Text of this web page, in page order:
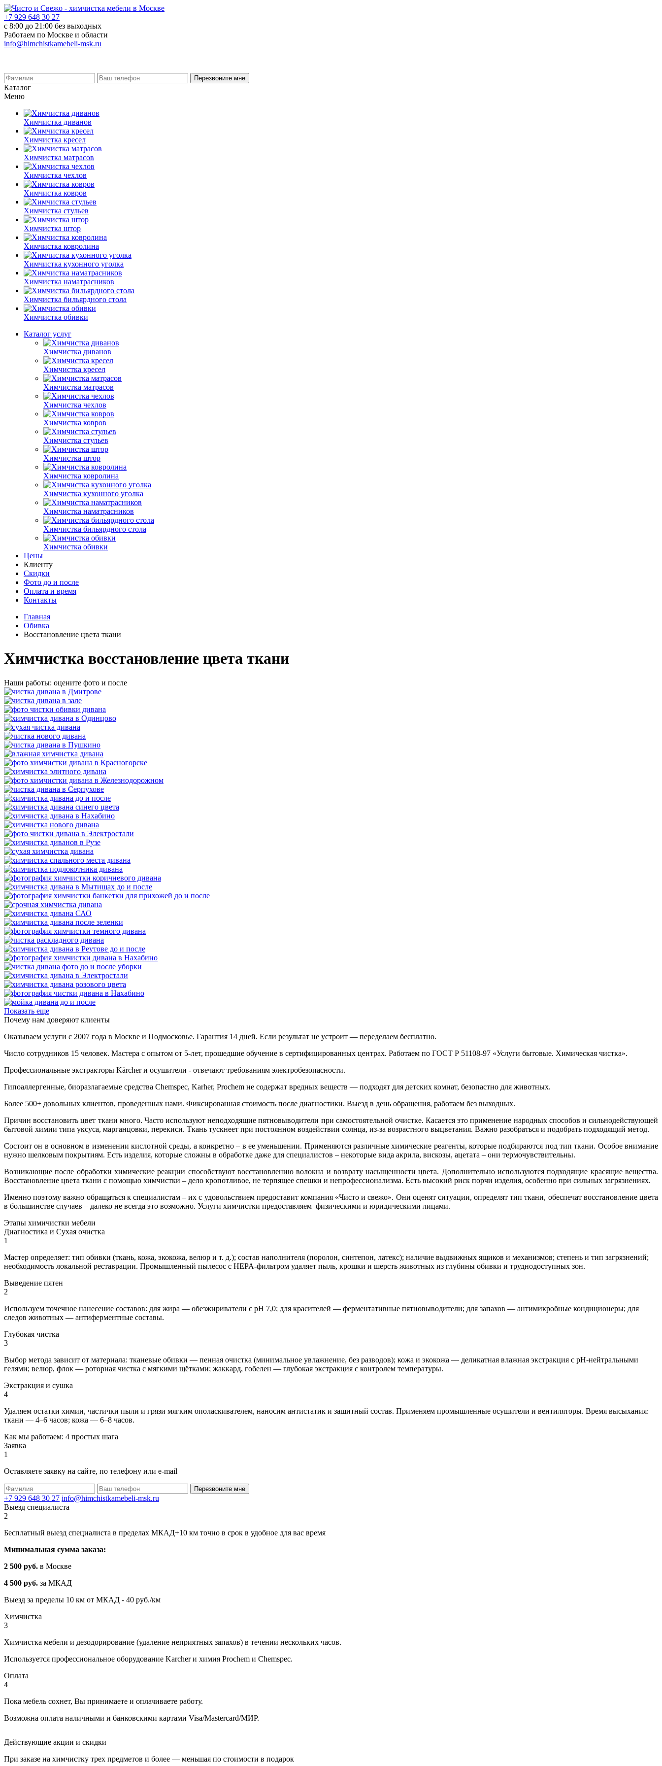
+7 929 648 30 27
с 8:00 до 21:00 без выходных
Работаем по Москве и области
info@himchistkamebeli-msk.ru
Перезвоните мне
Каталог
Меню
Химчистка диванов
Химчистка кресел
Химчистка матрасов
Химчистка чехлов
Химчистка ковров
Химчистка стульев
Химчистка штор
Химчистка ковролина
Химчистка кухонного уголка
Химчистка наматрасников
Химчистка бильярдного стола
Химчистка обивки
Каталог услуг
Химчистка диванов
Химчистка кресел
Химчистка матрасов
Химчистка чехлов
Химчистка ковров
Химчистка стульев
Химчистка штор
Химчистка ковролина
Химчистка кухонного уголка
Химчистка наматрасников
Химчистка бильярдного стола
Химчистка обивки
Цены
Клиенту
Скидки
Фото до и после
Оплата и время
Контакты
Главная
Обивка
Восстановление цвета ткани
Химчистка восстановление цвета ткани
Наши работы: оцените фото и после
Показать еще
Почему нам доверяют клиенты
Оказываем услуги с 2007 года в Москве и Подмосковье. Гарантия 14 дней. Если результат не устроит — переделаем бесплатно.
Число сотрудников 15 человек. Мастера с опытом от 5-лет, прошедшие обучение в сертифицированных центрах. Работаем по ГОСТ Р 51108‑97 «Услуги бытовые. Химическая чистка».
Профессиональные экстракторы Kärcher и осушители - отвечают требованиям электробезопасности.
Гипоаллергенные, биоразлагаемые средства Chemspec, Karher, Prochem не содержат вредных веществ — подходят для детских комнат, безопастно для животных.
Более 500+ довольных клиентов, проведенных нами. Фиксированная стоимость после диагностики. Выезд в день обращения, работаем без выходных.
Причин восстановить цвет ткани много. Часто используют неподходящие пятновыводители при самостоятельной очистке. Касается это применение народных способов и сильнодействующей
бытовой химии типа уксуса, марганцовки, перекиси. Ткань тускнеет при постоянном воздействии солнца, из-за возрастного выцветания. Важно разобраться и подобрать подходящий метод.
Состоит он в основном в изменении кислотной среды, а конкретно – в ее уменьшении. Применяются различные химические реагенты, которые подбираются под тип ткани. Особое внимание
нужно шелковым покрытиям. Есть изделия, которые сложны в обработке даже для специалистов – некоторые вида акрила, вискозы, ацетата – они термочувствительны.
Возникающие после обработки химические реакции способствуют восстановлению волокна и возврату насыщенности цвета. Дополнительно используются подходящие красящие вещества.
Восстановление цвета ткани с помощью химчистки – дело кропотливое, не терпящее спешки и непрофессионализма. Есть высокий риск порчи изделия, особенно при сильных загрязнениях.
Именно поэтому важно обращаться к специалистам – их с удовольствием предоставит компания «Чисто и свежо». Они оценят ситуации, определят тип ткани, обеспечат восстановление цвета
в большинстве случаев – далеко не всегда это возможно. Услуги химчистки предоставляем физическими и юридическими лицами.
Этапы химичистки мебели
Диагностика и Сухая очистка
1
Мастер определяет: тип обивки (ткань, кожа, экокожа, велюр и т. д.); состав наполнителя (поролон, синтепон, латекс); наличие выдвижных ящиков и механизмов; степень и тип загрязнений;
необходимость локальной реставрации. Промышленный пылесос с HEPA‑фильтром удаляет пыль, крошки и шерсть животных из глубины обивки и труднодоступных зон.
Выведение пятен
2
Используем точечное нанесение составов: для жира — обезжириватели с pH 7,0; для красителей — ферментативные пятновыводители; для запахов — антимикробные кондиционеры; для
следов животных — антиферментные составы.
Глубокая чистка
3
Выбор метода зависит от материала: тканевые обивки — пенная очистка (минимальное увлажнение, без разводов); кожа и экокожа — деликатная влажная экстракция с pH‑нейтральными
гелями; велюр, флок — роторная чистка с мягкими щётками; жаккард, гобелен — глубокая экстракция с контролем температуры.
Экстракция и сушка
4
Удаляем остатки химии, частички пыли и грязи мягким ополаскивателем, наносим антистатик и защитный состав. Применяем промышленные осушители и вентиляторы. Время высыхания:
ткани — 4–6 часов; кожа — 6–8 часов.
Как мы работаем: 4 простых шага
Заявка
1
Оставляете заявку на сайте, по телефону или e-mail
Перезвоните мне
+7 929 648 30 27 info@himchistkamebeli-msk.ru
Выезд специалиста
2
Бесплатный выезд специалиста в пределах МКАД+10 км точно в срок в удобное для вас время
Минимальная сумма заказа:
2 500 руб. в Москве
4 500 руб. за МКАД
Выезд за пределы 10 км от МКАД - 40 руб./км
Химчистка
3
Химчистка мебели и дезодорирование (удаление неприятных запахов) в течении нескольких часов.
Используется профессиональное оборудование Karcher и химия Prochem и Chemspec.
Оплата
4
Пока мебель сохнет, Вы принимаете и оплачиваете работу.
Возможна оплата наличными и банковскими картами Visa/Mastercard/МИР.
Действующие акции и скидки
При заказе на химчистку трех предметов и более — меньшая по стоимости в подарок